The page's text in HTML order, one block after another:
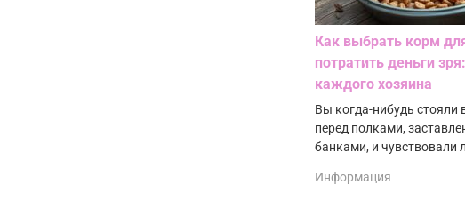
Как выбрать корм
потратить деньги
каждого хозяина
Вы когда-нибудь стояли
перед полками,
банками, и чувствовали
Информация